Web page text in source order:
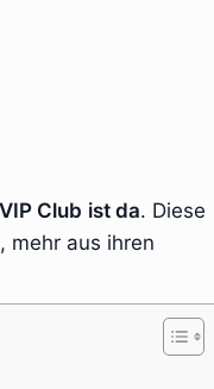
Club ist da. Diese
mehr aus ihren